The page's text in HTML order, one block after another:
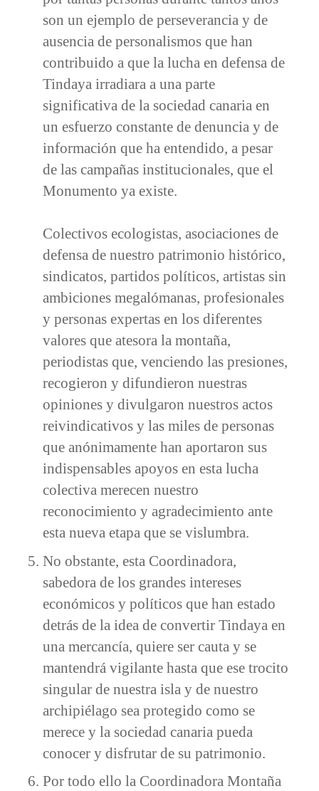
son un ejemplo de perseverancia y de
ausencia de personalismos que han
contribuido a que la lucha en defensa de
Tindaya irradiara a una parte
significativa de la sociedad canaria en
un esfuerzo constante de denuncia y de
información que ha entendido, a pesar
de las campañas institucionales, que el
Monumento ya existe.
Colectivos ecologistas, asociaciones de
defensa de nuestro patrimonio histórico,
sindicatos, partidos políticos, artistas sin
ambiciones megalómanas, profesionales
y personas expertas en los diferentes
valores que atesora la montaña,
periodistas que, venciendo las presiones,
recogieron y difundieron nuestras
opiniones y divulgaron nuestros actos
reivindicativos y las miles de personas
que anónimamente han aportaron sus
indispensables apoyos en esta lucha
colectiva merecen nuestro
reconocimiento y agradecimiento ante
esta nueva etapa que se vislumbra.
No obstante, esta Coordinadora,
sabedora de los grandes intereses
económicos y políticos que han estado
detrás de la idea de convertir Tindaya en
una mercancía, quiere ser cauta y se
mantendrá vigilante hasta que ese trocito
singular de nuestra isla y de nuestro
archipiélago sea protegido como se
merece y la sociedad canaria pueda
conocer y disfrutar de su patrimonio.
Por todo ello la Coordinadora Montaña